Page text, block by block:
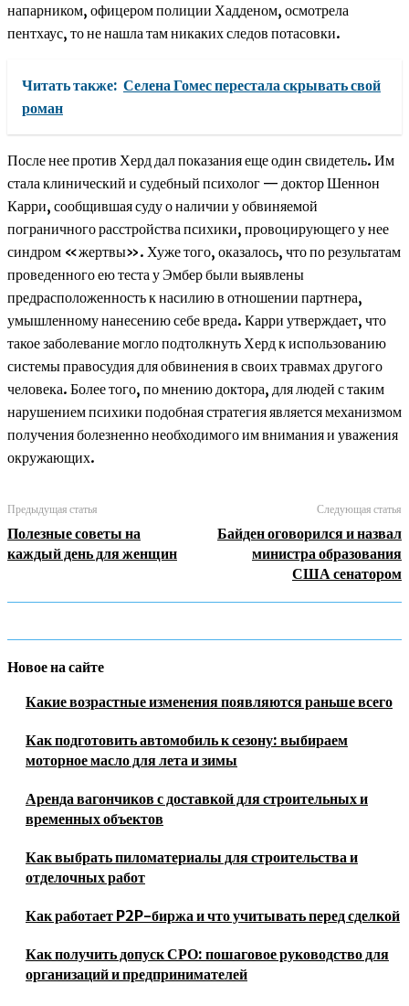
напарником, офицером полиции Хадденом, осмотрела
пентхаус, то не нашла там никаких следов потасовки.
Читать также: Селена Гомес перестала скрывать свой
роман
После нее против Херд дал показания еще один свидетель. Им
стала клинический и судебный психолог — доктор Шеннон
Карри, сообщившая суду о наличии у обвиняемой
пограничного расстройства психики, провоцирующего у нее
синдром «жертвы». Хуже того, оказалось, что по результатам
проведенного ею теста у Эмбер были выявлены
предрасположенность к насилию в отношении партнера,
умышленному нанесению себе вреда. Карри утверждает, что
такое заболевание могло подтолкнуть Херд к использованию
системы правосудия для обвинения в своих травмах другого
человека. Более того, по мнению доктора, для людей с таким
нарушением психики подобная стратегия является механизмом
получения болезненно необходимого им внимания и уважения
окружающих.
Предыдущая статья
Полезные советы на
каждый день для женщин
Следующая статья
Байден оговорился и назвал
министра образования
США сенатором
Новое на сайте
Какие возрастные изменения появляются раньше всего
Как подготовить автомобиль к сезону: выбираем
моторное масло для лета и зимы
Аренда вагончиков с доставкой для строительных и
временных объектов
Как выбрать пиломатериалы для строительства и
отделочных работ
Как работает P2P-биржа и что учитывать перед сделкой
Как получить допуск СРО: пошаговое руководство для
организаций и предпринимателей